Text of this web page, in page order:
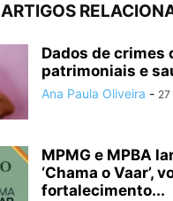
ARTIGOS
Dados de crimes
patrimoniais e
Ana Paula Oliveira -
MPMG e MPBA
‘Chama o Vaar’,
fortalecimento...